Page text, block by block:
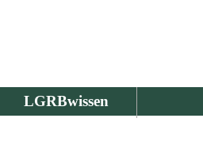
LGRBwissen